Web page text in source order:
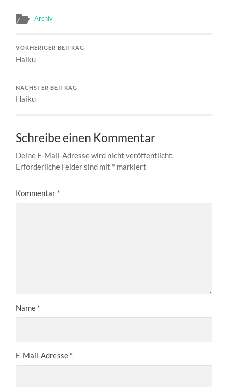
Archiv
VORHERIGER BEITRAG
Haiku
NÄCHSTER BEITRAG
Haiku
Schreibe einen Kommentar
Deine E-Mail-Adresse wird nicht veröffentlicht.
Erforderliche Felder sind mit * markiert
Kommentar *
Name *
E-Mail-Adresse *